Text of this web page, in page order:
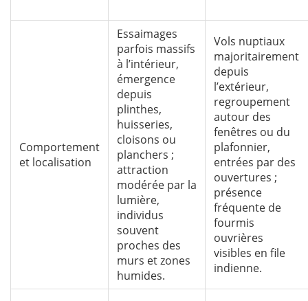
Comportement
et localisation
Essaimages
parfois massifs
à l’intérieur,
émergence
depuis
plinthes,
huisseries,
cloisons ou
planchers ;
attraction
modérée par la
lumière,
individus
souvent
proches des
murs et zones
humides.
Vols nuptiaux
majoritairement
depuis
l’extérieur,
regroupement
autour des
fenêtres ou du
plafonnier,
entrées par des
ouvertures ;
présence
fréquente de
fourmis
ouvrières
visibles en file
indienne.